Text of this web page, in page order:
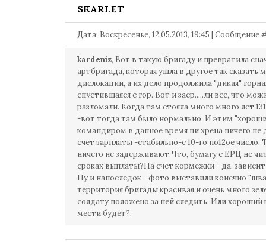
SKARLET
Дата: Воскресенье, 12.05.2013, 19:45 | Сообщение
kardeniz, Вот в такую бригаду и превратила
артбригада, которая ушла в другое так сказать
дислокации, а их дело продолжила "дикая"
спустившаяся с гор. Вот и заср.....ли все, что
разломали. Когда там стояла много много лет
-вот тогда там было нормально. И этим
командиром в данное время ни хрена ничего не
счет зарплаты -стабильно-с 10-го по12ое число.
ничего не задерживают.Что, бумагу с ЕРЦ не
сроках выплаты?На счет кормежки - да,
Ну и напоследок - фото выставили конечно
территория бригады красивая и очень много
солдату положено за ней следить. Или хороший
мести будет?.